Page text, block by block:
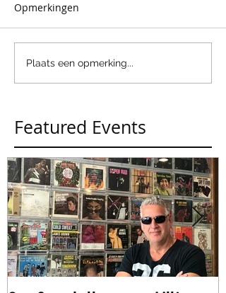
Opmerkingen
Plaats een opmerking...
Featured Events